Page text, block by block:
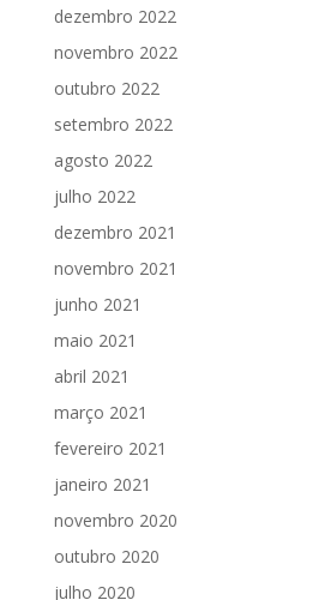
dezembro 2022
novembro 2022
outubro 2022
setembro 2022
agosto 2022
julho 2022
dezembro 2021
novembro 2021
junho 2021
maio 2021
abril 2021
março 2021
fevereiro 2021
janeiro 2021
novembro 2020
outubro 2020
julho 2020